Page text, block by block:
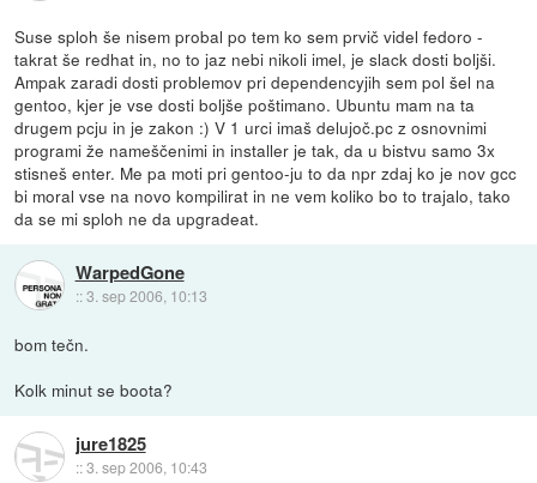
Suse sploh še nisem probal po tem ko sem prvič videl fedoro -
takrat še redhat in, no to jaz nebi nikoli imel, je slack dosti boljši.
Ampak zaradi dosti problemov pri dependencyjih sem pol šel na
gentoo, kjer je vse dosti boljše poštimano. Ubuntu mam na ta
drugem pcju in je zakon :) V 1 urci imaš delujoč.pc z osnovnimi
programi že nameščenimi in installer je tak, da u bistvu samo 3x
stisneš enter. Me pa moti pri gentoo-ju to da npr zdaj ko je nov gcc
bi moral vse na novo kompilirat in ne vem koliko bo to trajalo, tako
da se mi sploh ne da upgradeat.
WarpedGone
::3. sep 2006, 10:13
bom tečn.
Kolk minut se boota?
jure1825
::3. sep 2006, 10:43